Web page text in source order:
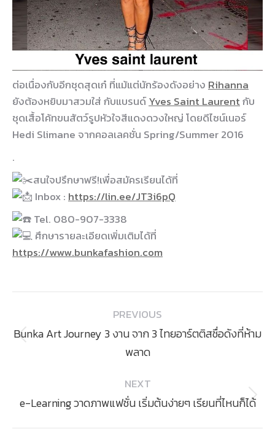
ต่อเนื่องกับอีกชุดสุดเก๋ ที่แม้แต่นักร้องดังอย่าง Rihanna
ยังต้องหยิบมาสวมใส่ กับแบรนด์Yves Saint Laurentกับ
ชุดเสื้อโค้ทขนสัตว์รูปหัวใจสีแดงดวงใหญ่ โดยดีไซน์เนอร์
Hedi Slimane จากคอลเลคชั่น Spring/Summer 2016
.
สนใจปรึกษาฟรี!เพื่อสมัครเรียนได้ที่
Inbox : https://lin.ee/JT3i6pQ
Tel. 080-907-3338
ศึกษารายละเอียดเพิ่มเติมได้ที่
https://www.bunkafashion.com
navigation
PREVIOUS
Previous
post:
Bunka Art Journey 3 งาน จาก 3 ไทยอาร์ตติสชื่อดังที่ห้าม
พลาด
NEXT
Next
e-Learning วาดภาพแฟชั่น เริ่มต้นง่ายๆ เรียนที่ไหนก็ได้